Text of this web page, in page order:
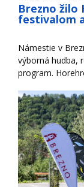
Brezno žilo
festivalom
Námestie v
výborná hudba,
program.